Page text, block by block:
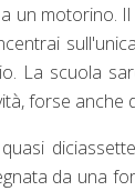
un motorino.
La scuola
forse anche
da una